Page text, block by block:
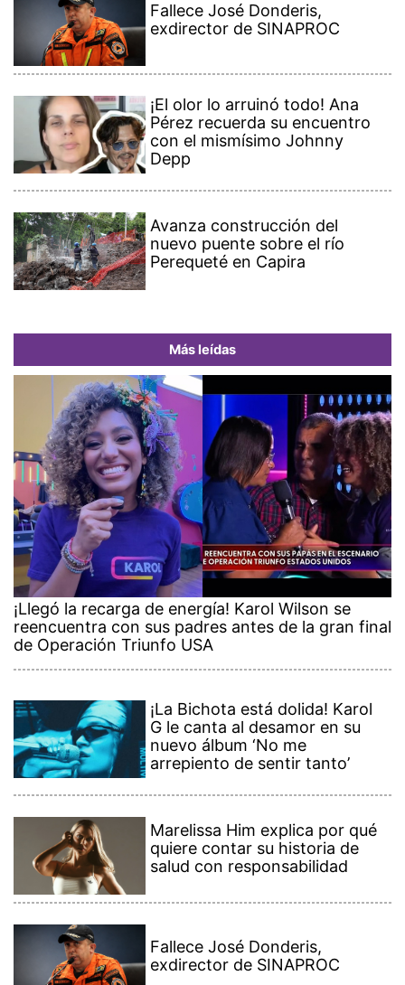
Fallece José Donderis,
exdirector de SINAPROC
¡El olor lo arruinó todo! Ana
Pérez recuerda su encuentro
con el mismísimo Johnny
Depp
Avanza construcción del
nuevo puente sobre el río
Perequeté en Capira
Más leídas
¡Llegó la recarga de energía! Karol Wilson se
reencuentra con sus padres antes de la gran final
de Operación Triunfo USA
¡La Bichota está dolida! Karol
G le canta al desamor en su
nuevo álbum ‘No me
arrepiento de sentir tanto’
Marelissa Him explica por qué
quiere contar su historia de
salud con responsabilidad
Fallece José Donderis,
exdirector de SINAPROC